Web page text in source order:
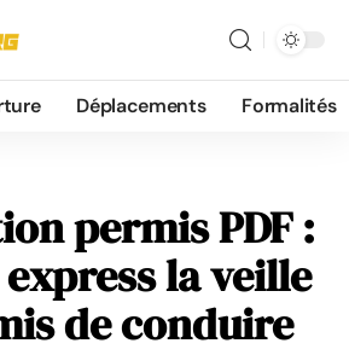
Déplacements Formalités
permis PDF :
la veille
de conduire